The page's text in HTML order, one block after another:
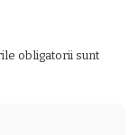
obligatorii sunt